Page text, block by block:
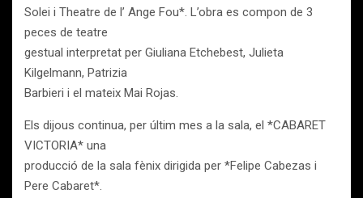
Solei i Theatre de l’ Ange Fou*. L’obra es compon de 3
peces de teatre
gestual interpretat per Giuliana Etchebest, Julieta
Kilgelmann, Patrizia
Barbieri i el mateix Mai Rojas.
Els dijous continua, per últim mes a la sala, el *CABARET
VICTORIA* una
producció de la sala fènix dirigida per *Felipe Cabezas i
Pere Cabaret*.